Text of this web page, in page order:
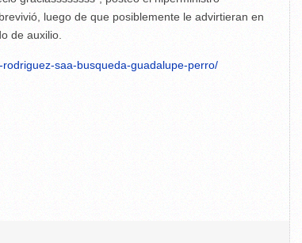
luego de que posiblemente le advirtieran en
de auxilio.
saa-busqueda-guadalupe-perro/